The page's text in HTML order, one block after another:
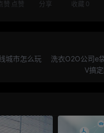
赞 点赞 分享 收藏 0
城市怎么玩
洗衣O2O公司e
V搞定